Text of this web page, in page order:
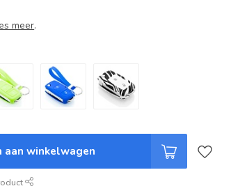
meer.
aan winkelwagen